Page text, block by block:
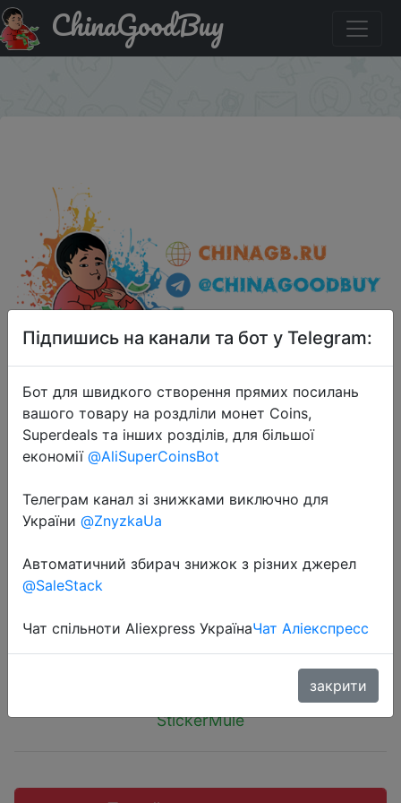
Придбати по акціи Stickermule - набор из 10 стикеров с
Вашим дизайном за $1. Для новых аккаунтов.
ChinaGoodBuy
2019-08-19
Stickermule - набор из 10 стикеров
с Вашим дизайном за $1. Для
новых аккаунтов.
$1
StickerMule
Підпишись на канали та бот у Telegram:
Бот для швидкого створення прямих посилань
вашого товару на роздліли монет Coins,
Superdeals та інших розділів, для більшої
економії @AliSuperCoinsBot
Телеграм канал зі знижками виключно для
України @ZnyzkaUa
Автоматичний збирач знижок з різних джерел
@SaleStack
Чат спільноти Aliexpress УкраїнаЧат Аліекспресс
закрити